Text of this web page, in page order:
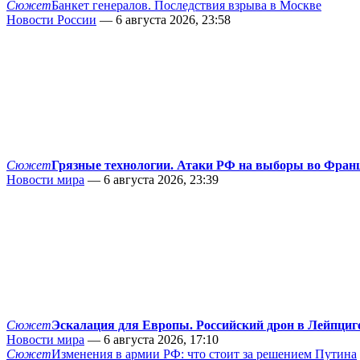
СюжетБанкет генералов. Последствия взрыва в Москве
Новости России — 6 августа 2026, 23:58
СюжетГрязные технологии. Атаки РФ на выборы во
Новости мира — 6 августа 2026, 23:39
СюжетЭскалация для Европы. Российский дрон в
Новости мира — 6 августа 2026, 17:10
СюжетИзменения в армии РФ: что стоит за решением Путина